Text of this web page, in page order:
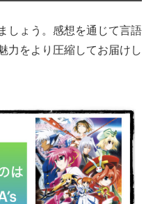
しょう。感想を通じて言語
力をより圧縮してお届けし